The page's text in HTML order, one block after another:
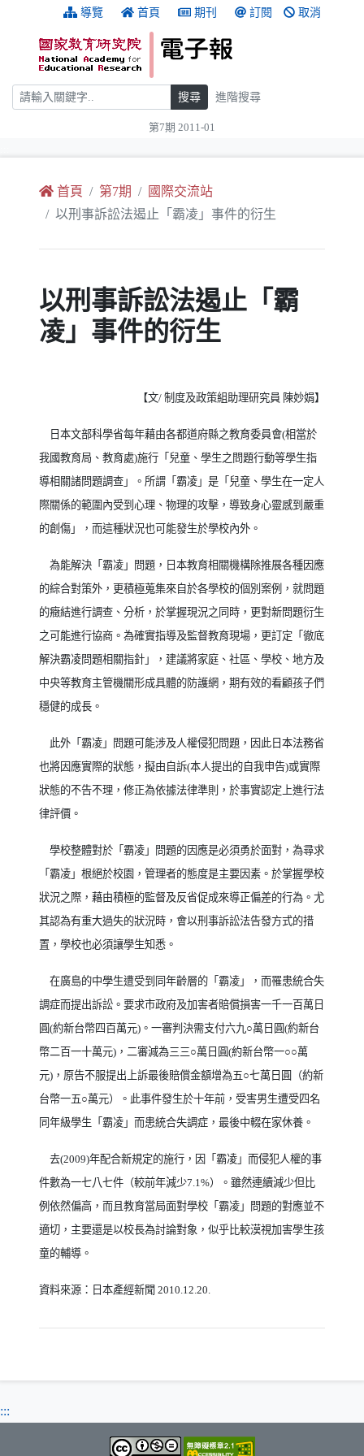
跳到主要內容 導覽 首頁 期刊 訂閱 取消
搜尋 搜尋 進階搜尋
第7期 2011-01
首頁 第7期
國際交流站
以刑事訴訟法遏止「霸凌」事件的衍生
以刑事訴訟法遏止「霸
凌」事件的衍生
【文/ 制度及政策組助理研究員 陳妙娟】
日本文部科學省每年藉由各都道府縣之教育委員會(相當於
我國教育局、教育處)施行「兒童、學生之問題行動等學生指
導相關諸問題調查」。所謂「霸凌」是「兒童、學生在一定人
際關係的範圍內受到心理、物理的攻擊，導致身心靈感到嚴重
的創傷」，而這種狀況也可能發生於學校內外。
為能解決「霸凌」問題，日本教育相關機構除推展各種因應
的綜合對策外，更積極蒐集來自於各學校的個別案例，就問題
的癥結進行調查、分析，於掌握現況之同時，更對新問題衍生
之可能進行協商。為確實指導及監督教育現場，更訂定「徹底
解決霸凌問題相關指針」，建議將家庭、社區、學校、地方及
中央等教育主管機關形成具體的防護網，期有效的看顧孩子們
穩健的成長。
此外「霸凌」問題可能涉及人權侵犯問題，因此日本法務省
也將因應實際的狀態，擬由自訴(本人提出的自我申告)或實際
狀態的不告不理，修正為依據法律準則，於事實認定上進行法
律評價。
學校整體對於「霸凌」問題的因應是必須勇於面對，為尋求
「霸凌」根絕於校園，管理者的態度是主要因素。於掌握學校
狀況之際，藉由積極的監督及反省促成來導正偏差的行為。尤
其認為有重大過失的狀況時，會以刑事訴訟法告發方式的措
置，學校也必須讓學生知悉。
在廣島的中學生遭受到同年齡層的「霸凌」，而罹患統合失
調症而提出訴訟。要求市政府及加害者賠償損害一千一百萬日
圓(約新台幣四百萬元) 。一審判決需支付六九○萬日圓(約新台
幣二百一十萬元) ，二審減為三三○萬日圓(約新台幣一○○萬
元) ，原告不服提出上訴最後賠償金額增為五○七萬日圓（約新
台幣一五○萬元）。此事件發生於十年前，受害男生遭受四名
同年級學生「霸凌」而患統合失調症，最後中輟在家休養。
去(2009)年配合新規定的施行，因「霸凌」而侵犯人權的事
件數為一七八七件（較前年減少7.1%）。雖然連續減少但比
例依然偏高，而且教育當局面對學校「霸凌」問題的對應並不
適切，主要還是以校長為討論對象，似乎比較漠視加害學生孩
童的輔導。
資料來源：日本產經新聞 2010.12.20.
:::